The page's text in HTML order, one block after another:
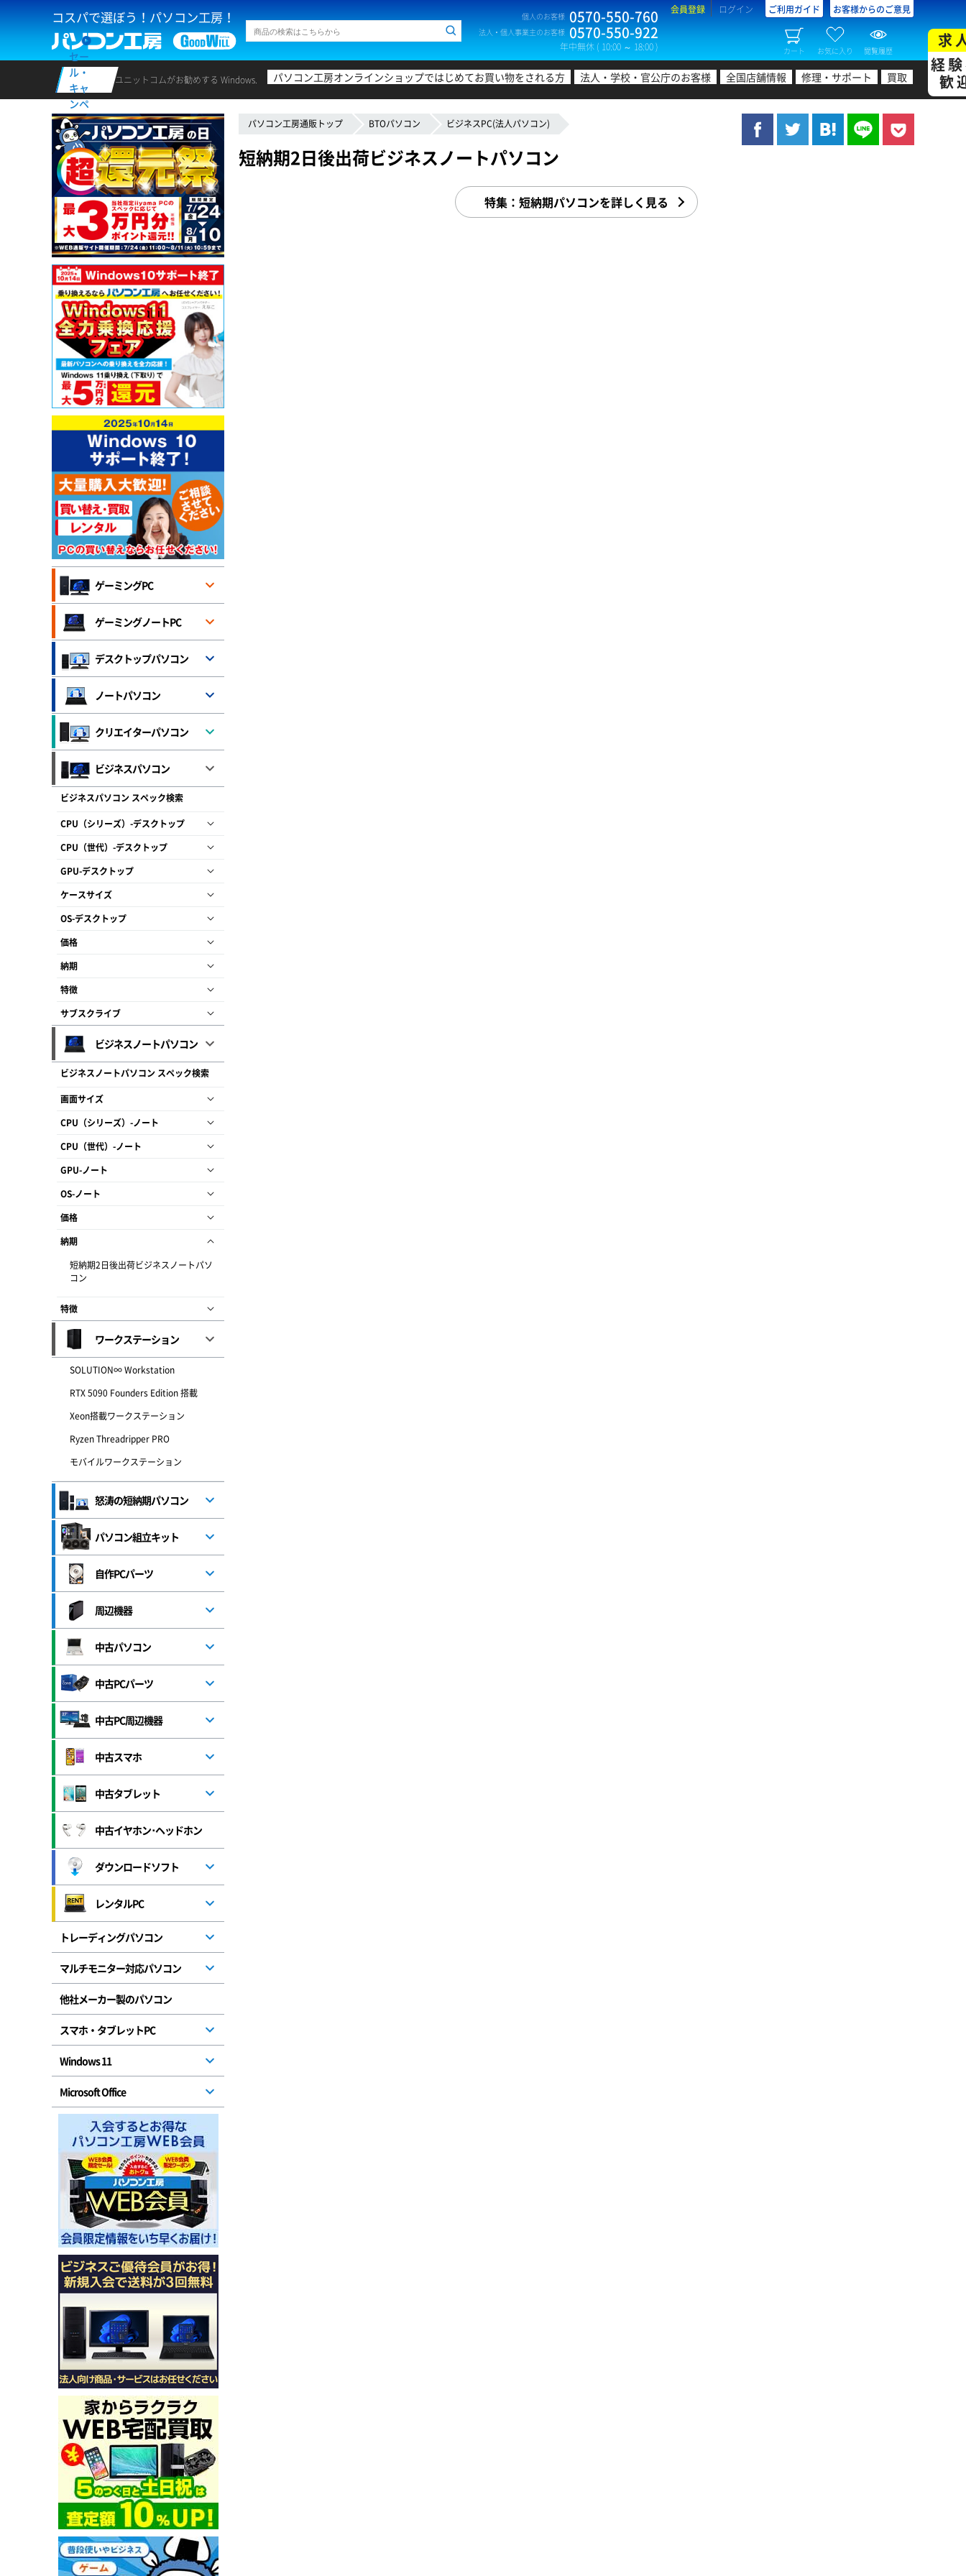
コスパで選ぼう！パソコン工房！ 個人のお客様 0570-550-760
法人・個人事業主のお客様 0570-550-922
年中無休 ( 10:00 ～ 18:00 )
会員登録 ログイン ご利用ガイド お客様からのご意見
カート お気に入り 閲覧履歴
セー
ル・
キャ
ンペ
ーン
ユニットコムがお勧めする Windows. パソコン工房オンラインショップではじめてお買い物をされる方 法人・学校・官公庁のお客様 全国店舗情報 修理・サポート 買取
求
経
歓
パソコン工房通販トップ BTOパソコン ビジネスPC(法人パソコン)
短納期2日後出荷ビジネスノートパソコン
特集：短納期パソコンを詳しく見る
ゲーミングPC
ゲーミングノートPC
デスクトップパソコン
ノートパソコン
クリエイターパソコン
ビジネスパソコン
ビジネスパソコン スペック検索
CPU（シリーズ）-デスクトップ
CPU（世代）-デスクトップ
GPU-デスクトップ
ケースサイズ
OS-デスクトップ
価格
納期
特徴
サブスクライブ
ビジネスノートパソコン
ビジネスノートパソコン スペック検索
画面サイズ
CPU（シリーズ）-ノート
CPU（世代）-ノート
GPU-ノート
OS-ノート
価格
納期
短納期2日後出荷ビジネスノートパソ
コン
特徴
ワークステーション
SOLUTION∞ Workstation
RTX 5090 Founders Edition 搭載
Xeon搭載ワークステーション
Ryzen Threadripper PRO
モバイルワークステーション
怒涛の短納期パソコン
パソコン組立キット
自作PCパーツ
周辺機器
中古パソコン
中古PCパーツ
中古PC周辺機器
中古スマホ
中古タブレット
中古イヤホン･ヘッドホン
ダウンロードソフト
レンタルPC
トレーディングパソコン
マルチモニター対応パソコン
他社メーカー製のパソコン
スマホ・タブレットPC
Windows 11
Microsoft Office